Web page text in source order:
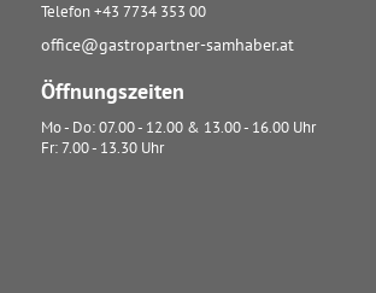
Telefon +43 7734 353 00
office@gastropartner-samhaber.at
Öffnungszeiten
Mo - Do: 07.00 - 12.00 & 13.00 - 16.00 Uhr
Fr: 7.00 - 13.30 Uhr